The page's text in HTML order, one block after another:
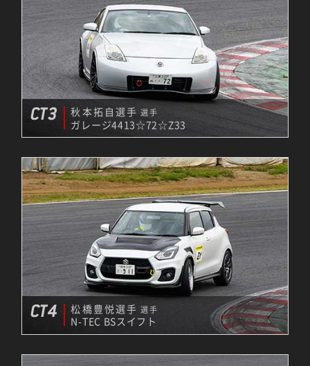
CT3 秋本拓自選手 選手
ガレージ4413☆72☆Z33
CT4 松橋豊悦選手 選手
N-TEC BSスイフト